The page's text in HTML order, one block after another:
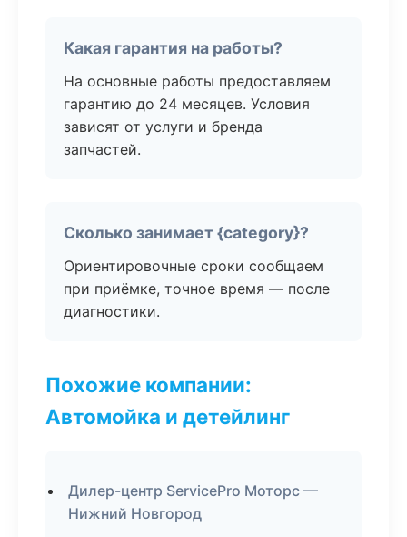
Какая гарантия на работы?
На основные работы предоставляем
гарантию до 24 месяцев. Условия
зависят от услуги и бренда
запчастей.
Сколько занимает {category}?
Ориентировочные сроки сообщаем
при приёмке, точное время — после
диагностики.
Похожие компании:
Автомойка и детейлинг
Дилер-центр ServicePro Моторс —
Нижний Новгород